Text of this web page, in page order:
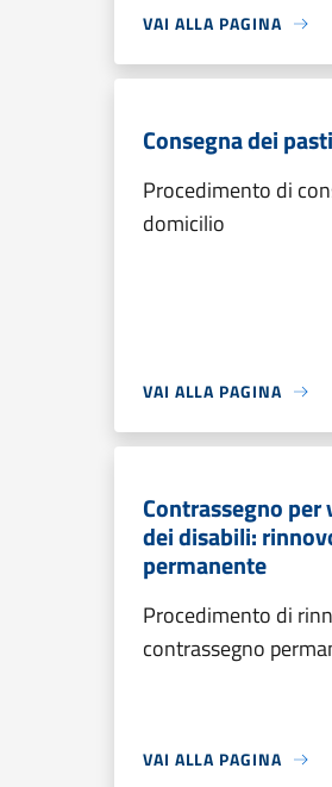
VAI ALLA PAGINA
Consegna dei
Procedimento di
domicilio
VAI ALLA PAGINA
Contrassegno per
dei disabili:
permanente
Procedimento di
contrassegno
VAI ALLA PAGINA